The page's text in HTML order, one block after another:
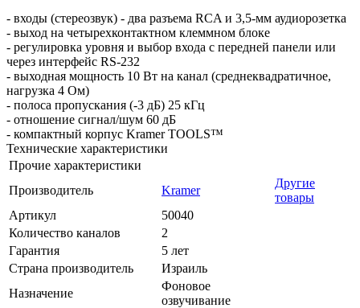
- входы (стереозвук) - два разъема RCA и 3,5-мм аудиорозетка
- выход на четырехконтактном клеммном блоке
- регулировка уровня и выбор входа с передней панели или
через интерфейс RS-232
- выходная мощность 10 Вт на канал (среднеквадратичное,
нагрузка 4 Ом)
- полоса пропускания (-3 дБ) 25 кГц
- отношение сигнал/шум 60 дБ
- компактный корпус Kramer TOOLS™
Технические характеристики
Прочие характеристики
Производитель
Kramer
Другие
товары
Артикул
50040
Количество каналов
2
Гарантия
5 лет
Страна производитель
Израиль
Назначение
Фоновое
озвучивание